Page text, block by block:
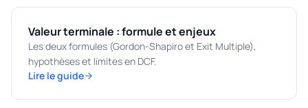
Valeur terminale : formule et enjeux
Les deux formules (Gordon-Shapiro et Exit Multiple),
hypothèses et limites en DCF.
Lire le guide